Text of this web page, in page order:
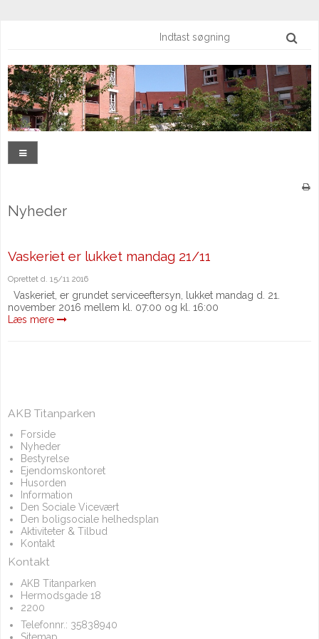
Nyheder
Vaskeriet er lukket mandag 21/11
Oprettet d. 15/11 2016
Vaskeriet, er grundet serviceeftersyn, lukket mandag d. 21.
november 2016 mellem kl. 07:00 og kl. 16:00
Læs mere
AKB Titanparken
Forside
Nyheder
Bestyrelse
Ejendomskontoret
Husorden
Information
Den Sociale Vicevært
Den boligsociale helhedsplan
Aktiviteter & Tilbud
Kontakt
Kontakt
AKB Titanparken
Hermodsgade 18
2200
Telefonnr.: 35838940
Sitemap